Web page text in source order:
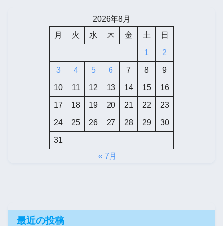
2026年8月
月
火 水 木 金 土 日
1 2
3 4 5 6 7 8 9
10 11 12 13 14 15 16
17 18 19 20 21 22 23
24 25 26 27 28 29 30
31
« 7月
最近の投稿